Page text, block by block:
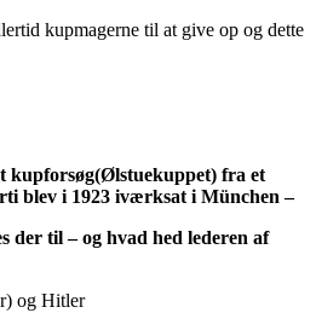
kupmagerne til at give op og dette
kupforsøg(Ølstuekuppet) fra et
blev i 1923 iværksat i München –
der til – og hvad hed lederen af
og Hitler